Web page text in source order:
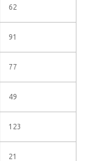
62
91
77
49
123
21